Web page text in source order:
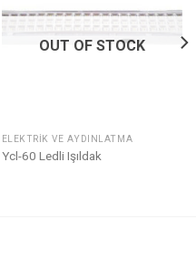
Ekle
OUT OF STOCK
ELEKTRIK VE AYDINLATMA
Ycl-60 Ledli Işıldak